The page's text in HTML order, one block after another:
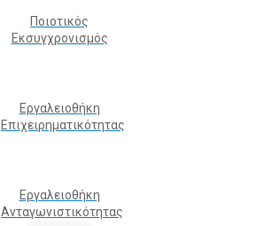
Ποιοτικός
Εκσυγχρονισμός
Εργαλειοθήκη
Eπιχειρηματικότητας
Εργαλειοθήκη
Ανταγωνιστικότητας